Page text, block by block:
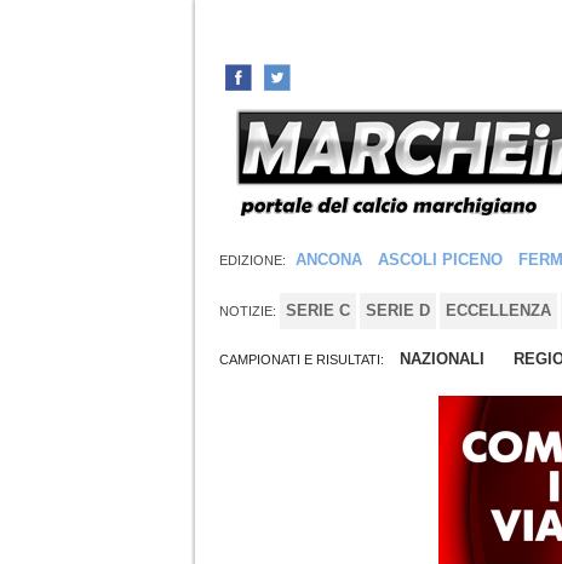
EDIZIONE: ANCONA ASCOLI PICENO
NOTIZIE: SERIE C SERIE D ECCELLENZA
CAMPIONATI E RISULTATI: NAZIONALI